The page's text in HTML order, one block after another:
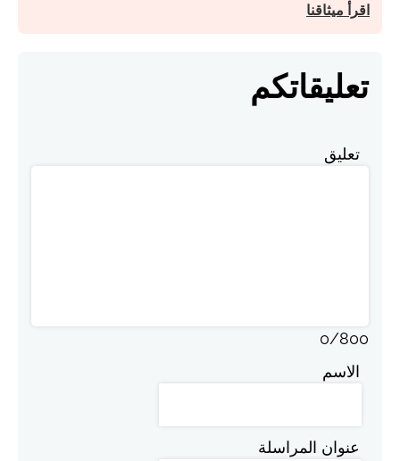
اقرأ ميثاقنا
تعليقاتكم
تعليق
0/800
الاسم
عنوان المراسلة